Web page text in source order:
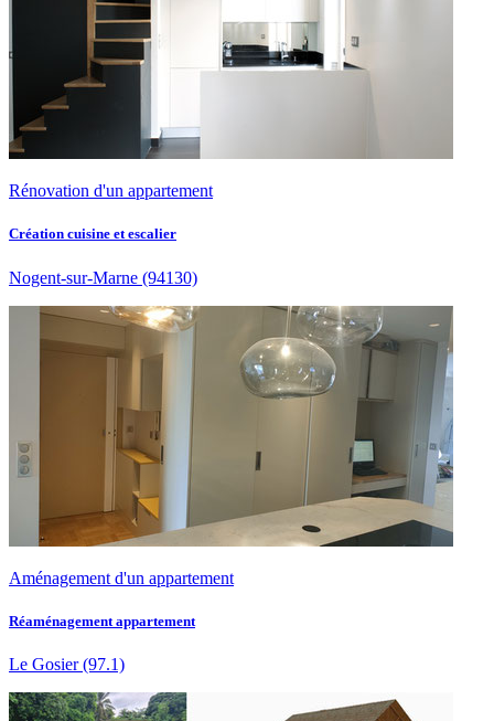
Rénovation d'un appartement
Création cuisine et escalier
Nogent-sur-Marne (94130)
Aménagement d'un appartement
Réaménagement appartement
Le Gosier(97.1)